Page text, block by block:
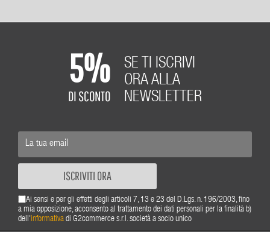
5%
DI SCONTO
SE TI ISCRIVI
ORA ALLA
NEWSLETTER
ISCRIVITI ORA
Ai sensi e per gli effetti degli articoli 7, 13 e 23 del D.Lgs. n. 196/2003, fino
a mia opposizione, acconsento al trattamento dei dati personali per la finalità b)
dell'informativa di G2commerce s.r.l. società a socio unico